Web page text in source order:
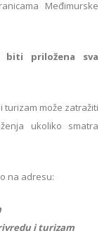
Međimurske
priložena sva
može zatražiti
ukoliko smatra
na adresu:
i turizam